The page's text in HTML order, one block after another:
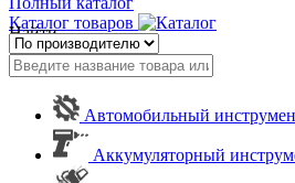
Каталог товаров
Найти
Автомобильный
Аккумуляторный